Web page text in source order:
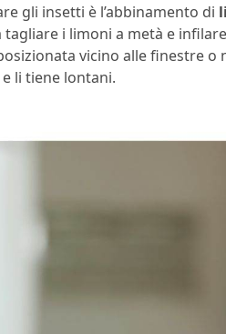
gli insetti è l’abbinamento di
i limoni a metà e
vicino alle finestre o
li tiene lontani.